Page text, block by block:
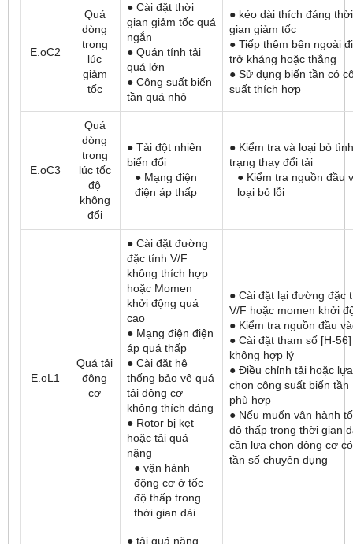
E.oC2
Quá
dòng
trong
lúc
giảm
tốc
● Cài đặt thời
gian giảm tốc quá
ngắn
● Quán tính tải
quá lớn
● Công suất biến
tần quá nhỏ
● kéo dài thích đáng thời
gian giảm tốc
● Tiếp thêm bên ngoài
trở kháng hoặc thắng
● Sử dụng biến tần có
suất thích hợp
E.oC3
Quá
dòng
trong
lúc tốc
độ
không
đổi
● Tải đột nhiên
biến đổi
● Mạng điện
điện áp thấp
● Kiểm tra và loại bỏ tình
trạng thay đổi tải
● Kiểm tra nguồn đầu
loại bỏ lỗi
E.oL1
Quá tải
động
cơ
● Cài đặt đường
đặc tính V/F
không thích hợp
hoặc Momen
khởi động quá
cao
● Mạng điện điện
áp quá thấp
● Cài đặt hệ
thống bảo vệ quá
tải động cơ
không thích đáng
● Rotor bị kẹt
hoặc tải quá
nặng
● vận hành
động cơ ở tốc
độ thấp trong
thời gian dài
● Cài đặt lại đường đặc
V/F hoặc momen khởi
● Kiểm tra nguồn đầu
● Cài đặt tham số [H-56]
không hợp lý
● Điều chỉnh tải hoặc lựa
chọn công suất biến tần
phù hợp
● Nếu muốn vận hành
độ thấp trong thời gian
cần lựa chọn động cơ có
tần số chuyên dụng
● tải quá nặng